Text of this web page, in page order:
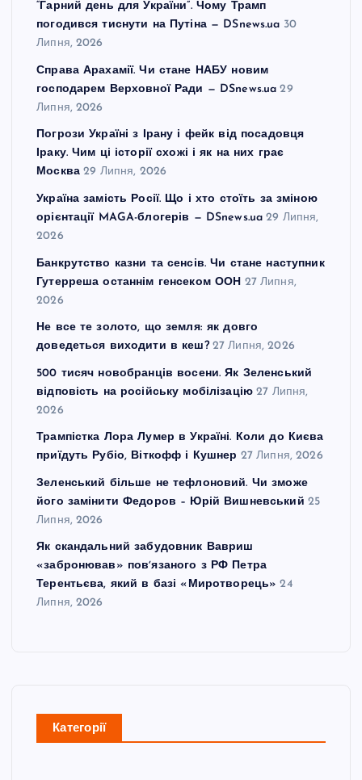
“Гарний день для України”. Чому Трамп
погодився тиснути на Путіна — DSnews.ua 30
Липня, 2026
Справа Арахамії. Чи стане НАБУ новим
господарем Верховної Ради — DSnews.ua 29
Липня, 2026
Погрози Україні з Ірану і фейк від посадовця
Іраку. Чим ці історії схожі і як на них грає
Москва 29 Липня, 2026
Україна замість Росії. Що і хто стоїть за зміною
орієнтації MAGA-блогерів — DSnews.ua 29 Липня,
2026
Банкрутство казни та сенсів. Чи стане наступник
Гутерреша останнім генсеком ООН 27 Липня,
2026
Не все те золото, що земля: як довго
доведеться виходити в кеш? 27 Липня, 2026
500 тисяч новобранців восени. Як Зеленський
відповість на російську мобілізацію 27 Липня,
2026
Трампістка Лора Лумер в Україні. Коли до Києва
приїдуть Рубіо, Віткофф і Кушнер 27 Липня, 2026
Зеленський більше не тефлоновий. Чи зможе
його замінити Федоров – Юрій Вишневський 25
Липня, 2026
Як скандальний забудовник Вавриш
«забронював» повʼязаного з РФ Петра
Терентьєва, який в базі «Миротворець» 24
Липня, 2026
Категорії